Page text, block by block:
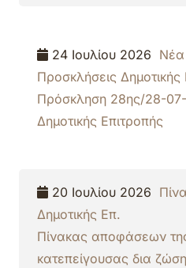
24 Ιουλίου 2026 Νέα
Προσκλήσεις Δημοτικής
Πρόσκληση 28ης/28-
Δημοτικής Επιτροπής
20 Ιουλίου 2026
Δημοτικής Επ.
Πίνακας αποφάσεων
κατεπείγουσας δια